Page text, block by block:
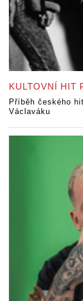
KULTOVNÍ HIT
Příběh českého
Václaváku